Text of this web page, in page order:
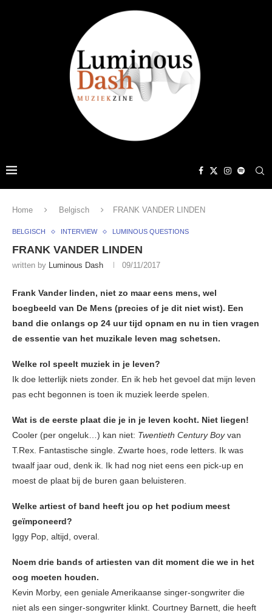
Home Belgisch FRANK VANDER LINDEN
BELGISCH INTERVIEW LUMINOUS QUESTIONS
FRANK VANDER LINDEN
written by Luminous Dash 09/11/2017
Frank Vander linden, niet zo maar eens mens, wel
boegbeeld van De Mens (precies of je dit niet wist). Een
band die onlangs op 24 uur tijd opnam en nu in tien vragen
de essentie van het muzikale leven mag schetsen.
Welke rol speelt muziek in je leven?
Ik doe letterlijk niets zonder. En ik heb het gevoel dat mijn leven
pas echt begonnen is toen ik muziek leerde spelen.
Wat is de eerste plaat die je in je leven kocht. Niet liegen!
Cooler (per ongeluk…) kan niet: Twentieth Century Boyvan
T.Rex. Fantastische single. Zwarte hoes, rode letters. Ik was
twaalf jaar oud, denk ik. Ik had nog niet eens een pick-up en
moest de plaat bij de buren gaan beluisteren.
Welke artiest of band heeft jou op het podium meest
geïmponeerd?
Iggy Pop, altijd, overal.
Noem drie bands of artiesten van dit moment die we in het
oog moeten houden.
Kevin Morby, een geniale Amerikaanse singer-songwriter die
niet als een singer-songwriter klinkt. Courtney Barnett, die heeft